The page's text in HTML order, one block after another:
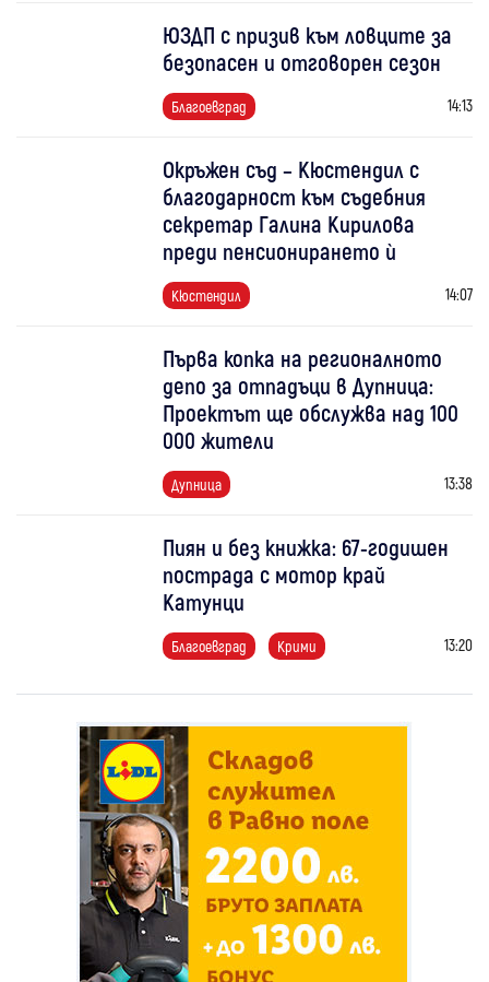
ЮЗДП с призив към ловците за
безопасен и отговорен сезон
Благоевград 14:13
Окръжен съд – Кюстендил с
благодарност към съдебния
секретар Галина Кирилова
преди пенсионирането ѝ
Кюстендил 14:07
Първа копка на регионалното
депо за отпадъци в Дупница:
Проектът ще обслужва над 100
000 жители
Дупница 13:38
Пиян и без книжка: 67-годишен
пострада с мотор край
Катунци
Благоевград Крими 13:20